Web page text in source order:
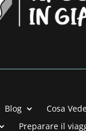
Blog Cosa
Preparare il